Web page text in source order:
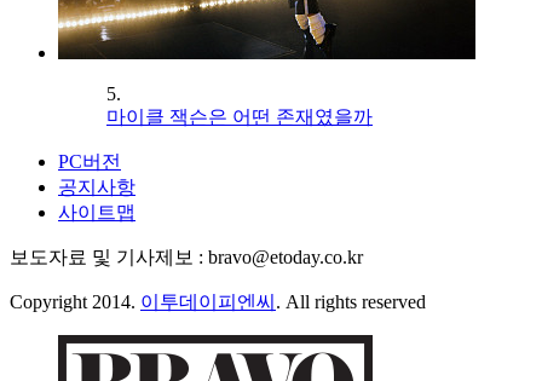
5.
마이클 잭슨은 어떤 존재였을까
PC버전
공지사항
사이트맵
보도자료 및 기사제보 : bravo@etoday.co.kr
Copyright 2014. 이투데이피엔씨 . All rights reserved